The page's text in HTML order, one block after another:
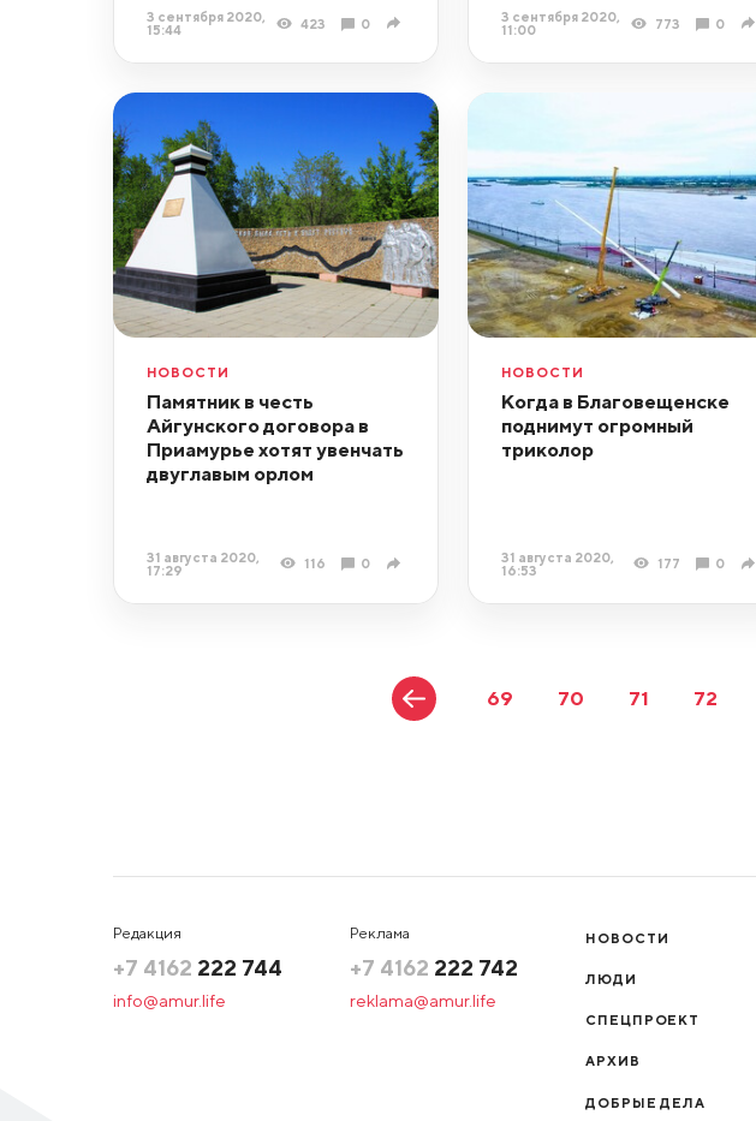
3 сентября 2020,
15:44
423 0
3 сентября 2020,
11:00
773 0
НОВОСТИ
Памятник в честь
Айгунского договора в
Приамурье хотят увенчать
двуглавым орлом
31 августа 2020,
17:29
116 0
НОВОСТИ
Когда в Благовещенске
поднимут огромный
триколор
31 августа 2020,
16:53
177 0
69 70 71 72
Редакция
+7 4162 222 744
info@amur.life
Реклама
+7 4162 222 742
reklama@amur.life
НОВОСТИ
ЛЮДИ
СПЕЦПРОЕКТ
АРХИВ
ДОБРЫЕ ДЕЛА